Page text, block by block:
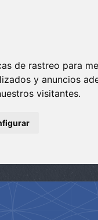
de rastreo para
y anuncios
visitantes.